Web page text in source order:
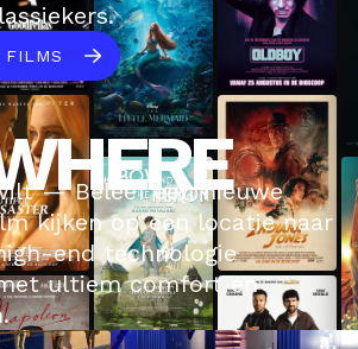
— Beleef een nieuwe
kijken op een locatie naar
end technologie
ultiem comfort en